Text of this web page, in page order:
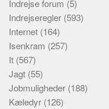
Indrejse forum (5)
Indrejseregler (593)
Internet (164)
Isenkram (257)
It (567)
Jagt (55)
Jobmuligheder (188)
Kæledyr (126)